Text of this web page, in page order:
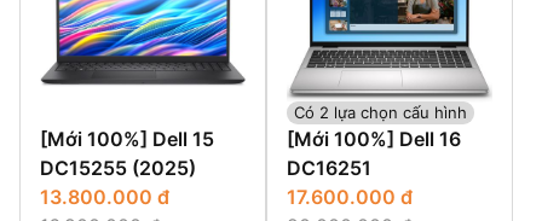
[Mới 100%] Dell 15
DC15255 (2025)
13.800.000 đ
Có 2 lựa chọn cấu hình
[Mới 100%] Dell 16
DC16251
17.600.000 đ